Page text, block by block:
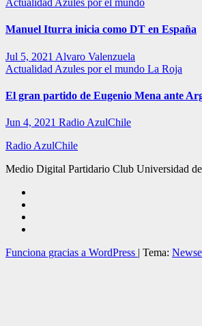
Actualidad Azules por el mundo
Manuel Iturra inicia como DT en España
Jul 5, 2021 Alvaro Valenzuela
Actualidad Azules por el mundo La Roja
El gran partido de Eugenio Mena ante
Jun 4, 2021 Radio AzulChile
Radio AzulChile
Medio Digital Partidario Club Universidad
Funciona gracias a WordPress | Tema: